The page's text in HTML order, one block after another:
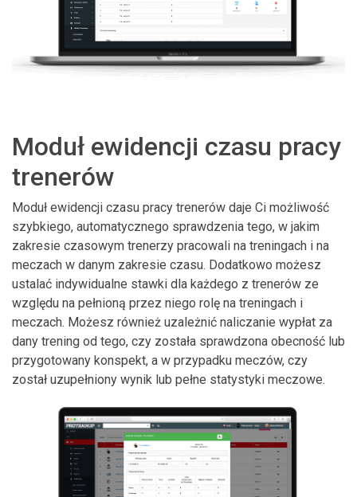
Moduł ewidencji czasu pracy
trenerów
Moduł ewidencji czasu pracy trenerów daje Ci możliwość
szybkiego, automatycznego sprawdzenia tego, w jakim
zakresie czasowym trenerzy pracowali na treningach i na
meczach w danym zakresie czasu. Dodatkowo możesz
ustalać indywidualne stawki dla każdego z trenerów ze
względu na pełnioną przez niego rolę na treningach i
meczach. Możesz również uzależnić naliczanie wypłat za
dany trening od tego, czy została sprawdzona obecność lub
przygotowany konspekt, a w przypadku meczów, czy
został uzupełniony wynik lub pełne statystyki meczowe.